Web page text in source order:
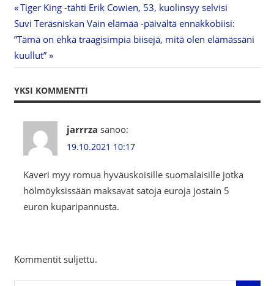
Artikkelien
selaus
Previous
Post:
Tiger King -tähti Erik Cowien, 53, kuolinsyy selvisi
Next
Post:
Suvi Teräsniskan Vain elämää -päivältä ennakkobiisi:
”Tämä on ehkä traagisimpia biisejä, mitä olen elämässäni
kuullut”
YKSI KOMMENTTI
jarrrza sanoo:
19.10.2021 10:17
Kaveri myy romua hyväuskoisille suomalaisille jotka
hölmöyksissään maksavat satoja euroja jostain 5
euron kuparipannusta.
Kommentit suljettu.